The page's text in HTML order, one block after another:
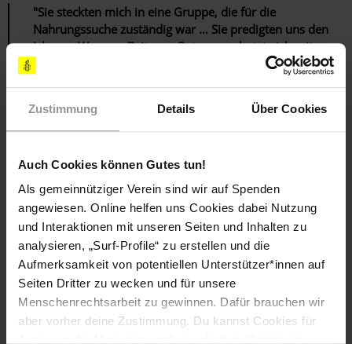
Zustimmung Details Über Cookies
Auch Cookies können Gutes tun!
Als gemeinnütziger Verein sind wir auf Spenden
angewiesen. Online helfen uns Cookies dabei Nutzung
und Interaktionen mit unseren Seiten und Inhalten zu
analysieren, „Surf-Profile“ zu erstellen und die
Aufmerksamkeit von potentiellen Unterstützer*innen auf
Seiten Dritter zu wecken und für unsere
Menschenrechtsarbeit zu gewinnen. Dafür brauchen wir
aber vorher deine Zustimmung. Du kannst Cookies für
"Sie steckten mich in eine Gruppe, die für die
Nahrungssuche zuständig war … Sie predigten uns den
Islam … Wenn es Zeit zum Beten war, betete ich mit
ihnen. Wenn man sich weigerte, konnten sie einen
"Sie fingen an, uns Arabisch beizubringen, weil sie
Muslime waren. Nach dem Arabischunterricht erhielten
wir Kampftraining. Sobald wir dieses Training
abgeschlossen hatten, nahmen wir an ersten Angriffen
Angesichts der zahlreichen Menschenrechtsverletzungen in
Form von Folter und anderen Misshandlungen, denen diese
Kinder ausgesetzt waren, sind sie in erster Linie als Opfer zu
betrachten. Ihnen muss zudem zusätzlicher Schutz als